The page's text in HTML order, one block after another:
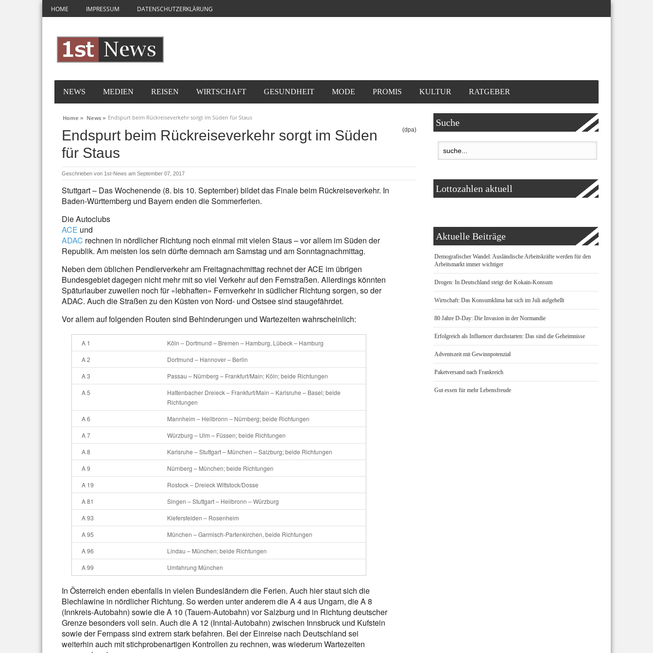
HOME IMPRESSUM DATENSCHUTZERKLÄRUNG
NEWS MEDIEN REISEN WIRTSCHAFT GESUNDHEIT MODE PROMIS KULTUR RATGEBER
Home » News » Endspurt beim Rückreiseverkehr sorgt im Süden für Staus
Endspurt beim Rückreiseverkehr sorgt im Süden
für Staus
(dpa)
Geschrieben von 1st-News am September 07, 2017
Stuttgart – Das Wochenende (8. bis 10. September) bildet das Finale beim Rückreiseverkehr. In
Baden-Württemberg und Bayern enden die Sommerferien.
Die Autoclubs
ACE und
ADAC rechnen in nördlicher Richtung noch einmal mit vielen Staus – vor allem im Süden der
Republik. Am meisten los sein dürfte demnach am Samstag und am Sonntagnachmittag.
Neben dem üblichen Pendlerverkehr am Freitagnachmittag rechnet der ACE im übrigen
Bundesgebiet dagegen nicht mehr mit so viel Verkehr auf den Fernstraßen. Allerdings könnten
Späturlauber zuweilen noch für «lebhaften» Fernverkehr in südlicher Richtung sorgen, so der
ADAC. Auch die Straßen zu den Küsten von Nord- und Ostsee sind staugefährdet.
Vor allem auf folgenden Routen sind Behinderungen und Wartezeiten wahrscheinlich:
A 1
Köln – Dortmund – Bremen – Hamburg, Lübeck – Hamburg
A 2
Dortmund – Hannover – Berlin
A 3
Passau – Nürnberg – Frankfurt/Main; Köln; beide Richtungen
A 5
Hattenbacher Dreieck – Frankfurt/Main – Karlsruhe – Basel; beide
Richtungen
A 6
Mannheim – Heilbronn – Nürnberg; beide Richtungen
A 7
Würzburg – Ulm – Füssen; beide Richtungen
A 8
Karlsruhe – Stuttgart – München – Salzburg; beide Richtungen
A 9
Nürnberg – München; beide Richtungen
A 19
Rostock – Dreieck Wittstock/Dosse
A 81
Singen – Stuttgart – Heilbronn – Würzburg
A 93
Kiefersfelden – Rosenheim
A 95
München – Garmisch-Partenkirchen, beide Richtungen
A 96
Lindau – München; beide Richtungen
A 99
Umfahrung München
In Österreich enden ebenfalls in vielen Bundesländern die Ferien. Auch hier staut sich die
Blechlawine in nördlicher Richtung. So werden unter anderem die A 4 aus Ungarn, die A 8
(Innkreis-Autobahn) sowie die A 10 (Tauern-Autobahn) vor Salzburg und in Richtung deutscher
Grenze besonders voll sein. Auch die A 12 (Inntal-Autobahn) zwischen Innsbruck und Kufstein
sowie der Fernpass sind extrem stark befahren. Bei der Einreise nach Deutschland sei
weiterhin auch mit stichprobenartigen Kontrollen zu rechnen, was wiederum Wartezeiten
Suche
Lottozahlen aktuell
Aktuelle Beiträge
Demografischer Wandel: Ausländische Arbeitskräfte werden für den
Arbeitsmarkt immer wichtiger
Drogen: In Deutschland steigt der Kokain-Konsum
Wirtschaft: Das Konsumklima hat sich im Juli aufgehellt
80 Jahre D-Day: Die Invasion in der Normandie
Erfolgreich als Influencer durchstarten: Das sind die Geheimnisse
Adventszeit mit Gewinnpotenzial
Paketversand nach Frankreich
Gut essen für mehr Lebensfreude